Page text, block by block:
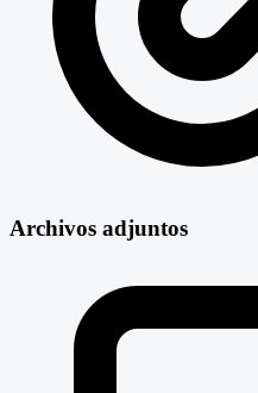
Archivos adjuntos